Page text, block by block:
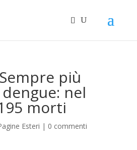
Sempre più
nel
morti
Esteri | 0 commenti